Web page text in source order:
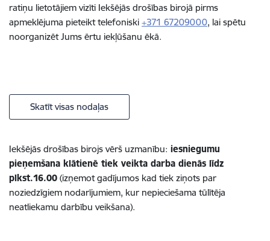
ratiņu lietotājiem vizīti Iekšējās drošības birojā pirms
apmeklējuma pieteikt telefoniski +371 67209000, lai spētu
noorganizēt Jums ērtu iekļūšanu ēkā.
Skatīt visas nodaļas
Iekšējās drošības birojs vērš uzmanību: iesniegumu
pieņemšana klātienē tiek veikta darba dienās līdz
plkst.16.00 (izņemot gadījumos kad tiek ziņots par
noziedzīgiem nodarījumiem, kur nepieciešama tūlītēja
neatliekamu darbību veikšana).